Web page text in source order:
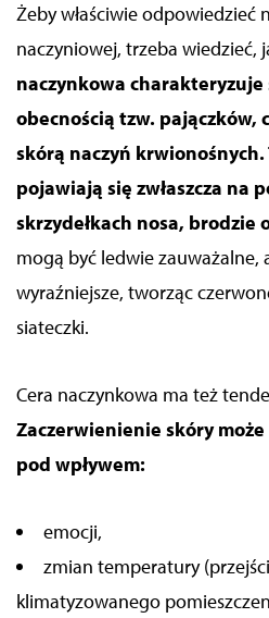
Żeby właściwie odpowiedzieć
naczyniowej, trzeba wiedzieć,
naczynkowa charakteryzuje
obecnością tzw. pajączków,
skórą naczyń krwionośnych.
pojawiają się zwłaszcza na
skrzydełkach nosa, brodzie
mogą być ledwie zauważalne,
wyraźniejsze, tworząc
siateczki.
Cera naczynkowa ma też
Zaczerwienienie skóry
pod wpływem:
emocji,
zmian temperatury
klimatyzowanego